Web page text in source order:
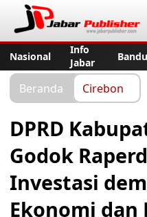
Nasional
Info
Jabar
Beranda Cirebon
DPRD
Godok
Investasi
Ekonomi dan